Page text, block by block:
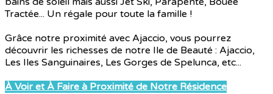
Tractée... Un régale pour toute la famille !
Grâce notre proximité avec Ajaccio, vous pourrez
découvrir les richesses de notre Ile de Beauté : Ajaccio,
Les Iles Sanguinaires, Les Gorges de Spelunca, etc...
À Voir et À Faire à Proximité de Notre Résidence